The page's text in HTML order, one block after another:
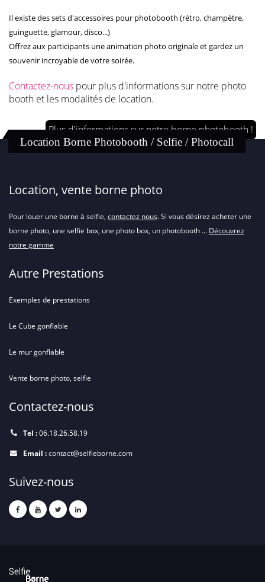
Il existe des sets d'accessoires pour photobooth (rétro, champètre,
guinguette, glamour, disco...)
Offrez aux participants une animation photo originale et gardez un
souvenir incroyable de votre soirée.
Contactez-nous pour plus d'informations sur notre photo
booth et les modalités de location.
Plus d'informations sur notre borne photobooth !
Location Borne Photobooth / Selfie / Photocall
Location, vente borne photo
Pour louer une borne à selfie, contactez nous. Si vous désirez acheter une
borne photo, une selfie box, une photo box, un photobooth ... Découvrez
notre gamme
Autre Prestations
Exemples de prestations
Le Cube gonflable
Le mur gonflable
Vente borne photo, selfie
Contactez-nous
Tel :06.18.26.58.19
Email :contact@selfieborne.com
Suivez-nous